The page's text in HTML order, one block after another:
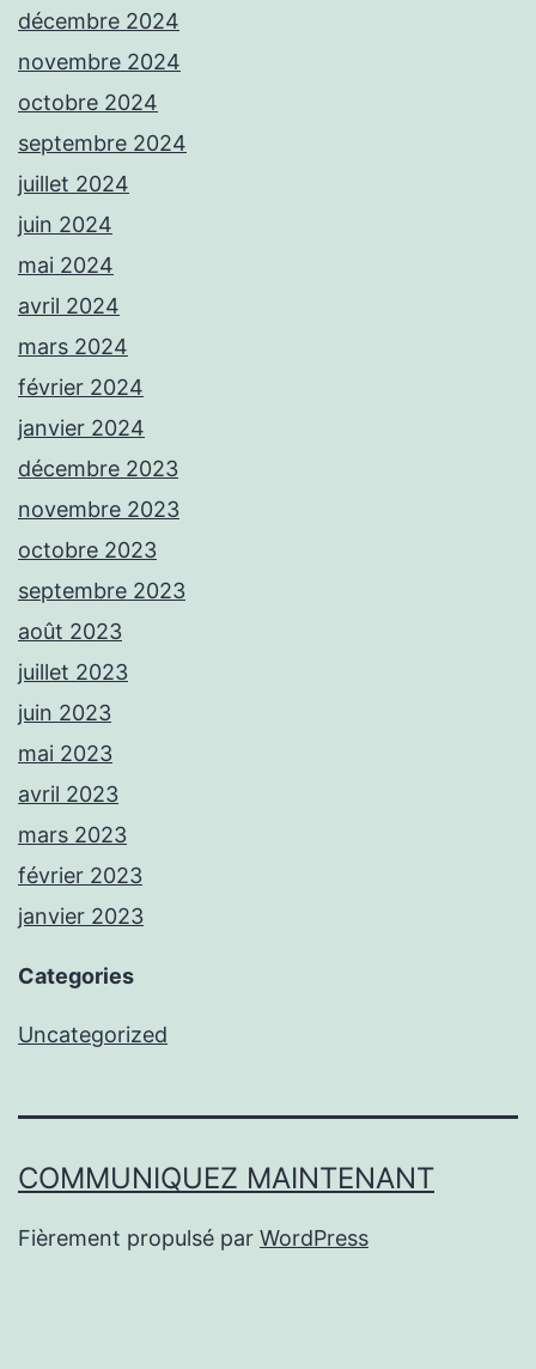
décembre 2024
novembre 2024
octobre 2024
septembre 2024
juillet 2024
juin 2024
mai 2024
avril 2024
mars 2024
février 2024
janvier 2024
décembre 2023
novembre 2023
octobre 2023
septembre 2023
août 2023
juillet 2023
juin 2023
mai 2023
avril 2023
mars 2023
février 2023
janvier 2023
Categories
Uncategorized
COMMUNIQUEZ MAINTENANT
Fièrement propulsé par WordPress